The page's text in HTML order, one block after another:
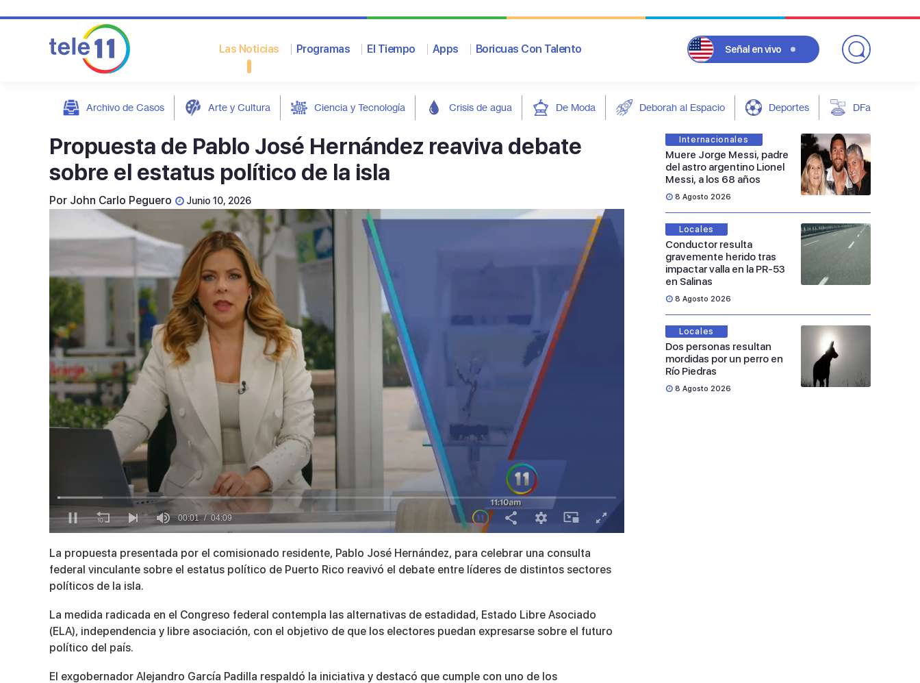
Las Noticias Programas El Tiempo Apps Boricuas Con Talento Señal en vivo
Archivo de Casos Arte y Cultura Ciencia y Tecnología Crisis de agua De Moda Deborah al Espacio Deportes DFarándula
Propuesta de Pablo José Hernández reaviva debate
sobre el estatus político de la isla
Por John Carlo Peguero Junio 10, 2026
of
4
minutes,
9
secondsVolume
La propuesta presentada por el comisionado residente, Pablo José Hernández, para celebrar una consulta
federal vinculante sobre el estatus político de Puerto Rico reavivó el debate entre líderes de distintos sectores
políticos de la isla.
La medida radicada en el Congreso federal contempla las alternativas de estadidad, Estado Libre Asociado
(ELA), independencia y libre asociación, con el objetivo de que los electores puedan expresarse sobre el futuro
político del país.
El exgobernador Alejandro García Padilla respaldó la iniciativa y destacó que cumple con uno de los
Internacionales
Muere Jorge Messi, padre
del astro argentino Lionel
Messi, a los 68 años
8 Agosto 2026
Locales
Conductor resulta
gravemente herido tras
impactar valla en la PR-53
en Salinas
8 Agosto 2026
Locales
Dos personas resultan
mordidas por un perro en
Río Piedras
8 Agosto 2026